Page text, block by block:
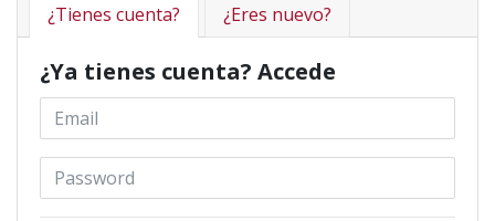
¿Tienes cuenta? ¿Eres nuevo?
¿Ya tienes cuenta? Accede
Email *
Password